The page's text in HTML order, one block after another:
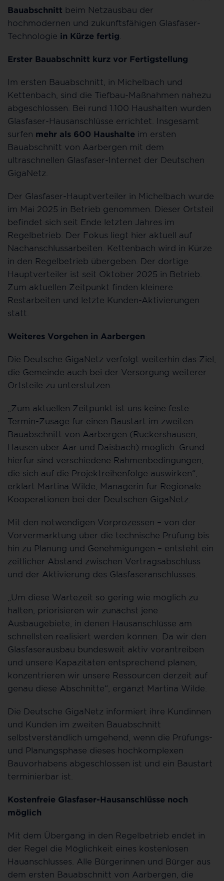
Bauabschnitt beim Netzausbau der
hochmodernen und zukunftsfähigen Glasfaser-
Technologie in Kürze fertig
Erster Bauabschnitt kurz vor Fertigstellung
Im ersten Bauabschnitt, in Michelbach und
Kettenbach, sind die Tiefbau-Maßnahmen nahezu
abgeschlossen. Bei rund 1.100 Haushalten wurden
Glasfaser-Hausanschlüsse errichtet. Insgesamt
surfen mehr als 600 Haushalte im ersten
Bauabschnitt von Aarbergen mit dem
ultraschnellen Glasfaser-Internet der Deutschen
GigaNetz.
Der Glasfaser-Hauptverteiler in Michelbach wurde
im Mai 2025 in Betrieb genommen. Dieser Ortsteil
befindet sich seit Ende letzten Jahres im
Regelbetrieb. Der Fokus liegt hier aktuell auf
Nachanschlussarbeiten. Kettenbach wird in Kürze
in den Regelbetrieb übergeben. Der dortige
Hauptverteiler ist seit Oktober 2025 in Betrieb.
Zum aktuellen Zeitpunkt finden kleinere
Restarbeiten und letzte Kunden-Aktivierungen
statt.
Weiteres Vorgehen in Aarbergen
Die Deutsche GigaNetz verfolgt weiterhin das Ziel,
die Gemeinde auch bei der Versorgung weiterer
Ortsteile zu unterstützen.
„Zum aktuellen Zeitpunkt ist uns keine feste
Termin-Zusage für einen Baustart im zweiten
Bauabschnitt von Aarbergen (Rückershausen,
Hausen über Aar und Daisbach) möglich. Grund
hierfür sind verschiedene Rahmenbedingungen,
die sich auf die Projektreihenfolge auswirken“,
erklärt Martina Wilde, Managerin für Regionale
Kooperationen bei der Deutschen GigaNetz.
Mit den notwendigen Vorprozessen – von der
Vorvermarktung über die technische Prüfung bis
hin zu Planung und Genehmigungen – entsteht ein
zeitlicher Abstand zwischen Vertragsabschluss
und der Aktivierung des Glasfaseranschlusses.
„Um diese Wartezeit so gering wie möglich zu
halten, priorisieren wir zunächst jene
Ausbaugebiete, in denen Hausanschlüsse am
schnellsten realisiert werden können. Da wir den
Glasfaserausbau bundesweit aktiv vorantreiben
und unsere Kapazitäten entsprechend planen,
konzentrieren wir unsere Ressourcen derzeit auf
genau diese Abschnitte“, ergänzt Martina Wilde.
Die Deutsche GigaNetz informiert ihre Kundinnen
und Kunden im zweiten Bauabschnitt
selbstverständlich umgehend, wenn die Prüfungs-
und Planungsphase dieses hochkomplexen
Bauvorhabens abgeschlossen ist und ein Baustart
terminierbar ist.
Kostenfreie Glasfaser-Hausanschlüsse noch
möglich
Mit dem Übergang in den Regelbetrieb endet in
der Regel die Möglichkeit eines kostenlosen
Hauanschlusses. Alle Bürgerinnen und Bürger aus
dem ersten Bauabschnitt von Aarbergen, die